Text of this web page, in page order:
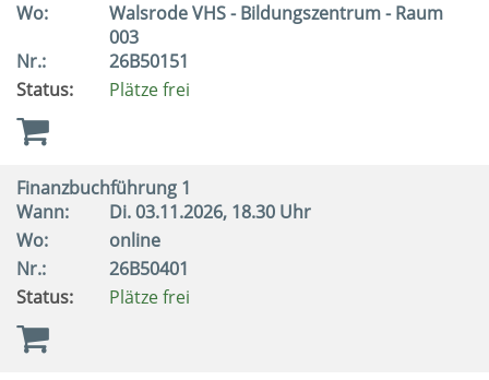
Wo:
Walsrode VHS - Bildungszentrum - Raum
003
Nr.:
26B50151
Status:
Plätze frei
Finanzbuchführung 1
Wann:
Di.03.11.2026, 18.30 Uhr
Wo:
online
Nr.:
26B50401
Status:
Plätze frei